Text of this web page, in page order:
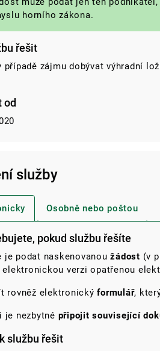
horního zákona.
řešit
případě zájmu dobývat výhradní
od
služby
Osobně nebo poštou
pokud službu řešíte
je podat naskenovanoužádost (v
verzi opatřenou
rovněž elektronickýformulář,
je nezbytné připojit související
službu řešit